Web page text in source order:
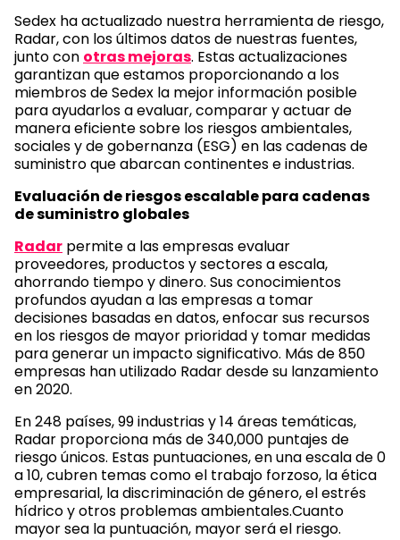
Sedex ha actualizado nuestra herramienta de riesgo,
Radar, con los últimos datos de nuestras fuentes,
junto con otras mejoras. Estas actualizaciones
garantizan que estamos proporcionando a los
miembros de Sedex la mejor información posible
para ayudarlos a evaluar, comparar y actuar de
manera eficiente sobre los riesgos ambientales,
sociales y de gobernanza (ESG) en las cadenas de
suministro que abarcan continentes e industrias.
Evaluación de riesgos escalable para cadenas
de suministro globales
Radar permite a las empresas evaluar
proveedores, productos y sectores a escala,
ahorrando tiempo y dinero. Sus conocimientos
profundos ayudan a las empresas a tomar
decisiones basadas en datos, enfocar sus recursos
en los riesgos de mayor prioridad y tomar medidas
para generar un impacto significativo. Más de 850
empresas han utilizado Radar desde su lanzamiento
en 2020.
En 248 países, 99 industrias y 14 áreas temáticas,
Radar proporciona más de 340,000 puntajes de
riesgo únicos. Estas puntuaciones, en una escala de 0
a 10, cubren temas como el trabajo forzoso, la ética
empresarial, la discriminación de género, el estrés
hídrico y otros problemas ambientales.Cuanto
mayor sea la puntuación, mayor será el riesgo.